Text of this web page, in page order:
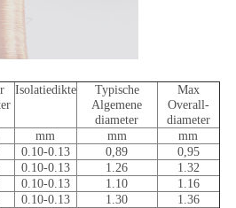
Isolatiedikte
Typische
Algemene
diameter
Max
Overall-
diameter
mm mm
mm
0.10-0.13 0,89
0,95
0.10-0.13 1.26
1.32
0.10-0.13 1.10
1.16
0.10-0.13 1.30
1.36